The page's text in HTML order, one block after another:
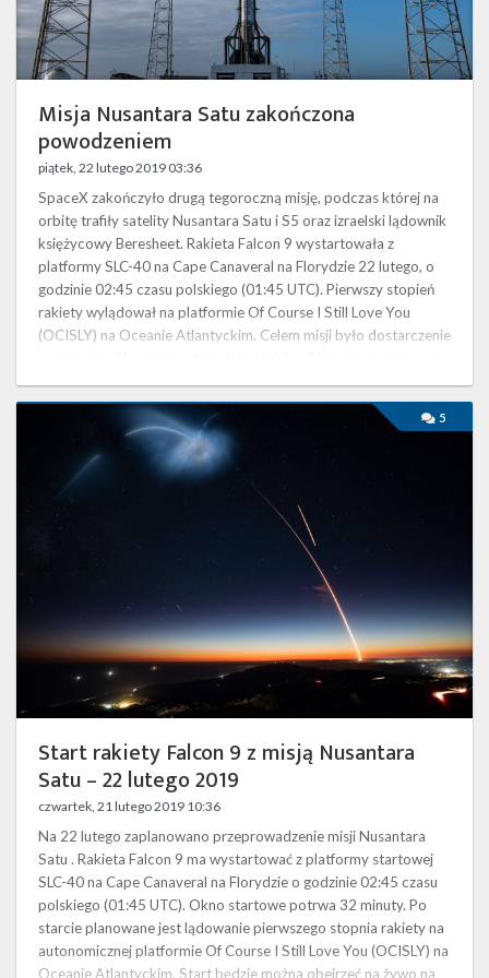
Kalendarze
Misja Nusantara Satu zakończona
powodzeniem
piątek, 22 lutego 2019 03:36
SpaceX zakończyło drugą tegoroczną misję, podczas której na
orbitę trafiły satelity Nusantara Satu i S5 oraz izraelski lądownik
księżycowy Beresheet. Rakieta Falcon 9 wystartowała z
platformy SLC-40 na Cape Canaveral na Florydzie 22 lutego, o
godzinie 02:45 czasu polskiego (01:45 UTC). Pierwszy stopień
rakiety wylądował na platformie Of Course I Still Love You
(OCISLY) na Oceanie Atlantyckim. Celem misji było dostarczenie
z …
misją
–
22
5
Start rakiety Falcon 9 z misją Nusantara
Satu – 22 lutego 2019
czwartek, 21 lutego 2019 10:36
Na 22 lutego zaplanowano przeprowadzenie misji Nusantara
Satu . Rakieta Falcon 9 ma wystartować z platformy startowej
SLC-40 na Cape Canaveral na Florydzie o godzinie 02:45 czasu
polskiego (01:45 UTC). Okno startowe potrwa 32 minuty. Po
starcie planowane jest lądowanie pierwszego stopnia rakiety na
autonomicznej platformie Of Course I Still Love You (OCISLY) na
Oceanie Atlantyckim. Start będzie można obejrzeć na żywo na